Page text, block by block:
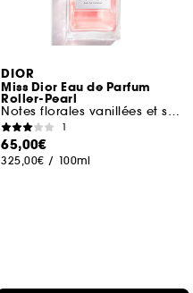
DIOR
Miss Dior Eau de Parfum
Roller-Pearl
Notes florales vanillées et sensuelles
1
65,00€
325,00€ / 100ml